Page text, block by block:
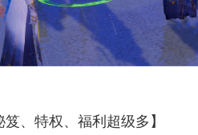
、特权、福利超级多】